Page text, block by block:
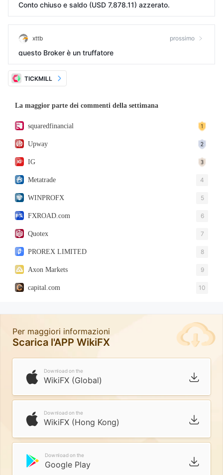
Conto chiuso e saldo (USD 7,878.11) azzerato.
xttb prossimo
questo Broker è un truffatore
TICKMILL
La maggior parte dei commenti della settimana
squaredfinancial
Upway
IG
Metatrade 4
WINPROFX 5
FXROAD.com 6
Quotex 7
PROREX LIMITED 8
Axon Markets 9
capital.com 10
Per maggiori informazioni
Scarica l'APP WikiFX
Download on the
WikiFX (Global)
Download on the
WikiFX (Hong Kong)
Download on the
Google Play